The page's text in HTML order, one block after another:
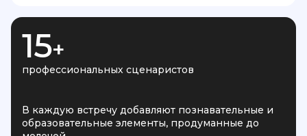
15+
профессиональных сценаристов
В каждую встречу добавляют познавательные и
образовательные элементы, продуманные до